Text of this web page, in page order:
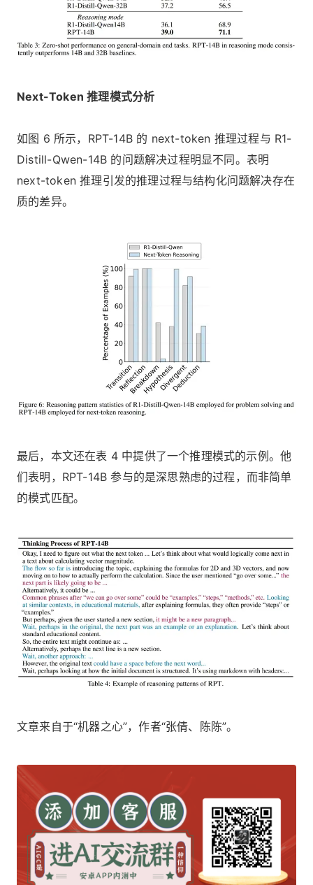
Next-Token 推理模式分析
如图 6 所示，RPT-14B 的 next-token 推理过程与 R1-
Distill-Qwen-14B 的问题解决过程明显不同。表明
next-token 推理引发的推理过程与结构化问题解决存在
质的差异。
最后，本文还在表 4 中提供了一个推理模式的示例。他
们表明，RPT-14B 参与的是深思熟虑的过程，而非简单
的模式匹配。
文章来自于“机器之心”，作者“张倩、陈陈”。